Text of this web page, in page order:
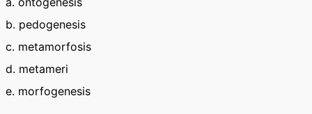
b. pedogenesis
c. metamorfosis
d. metameri
e. morfogenesis